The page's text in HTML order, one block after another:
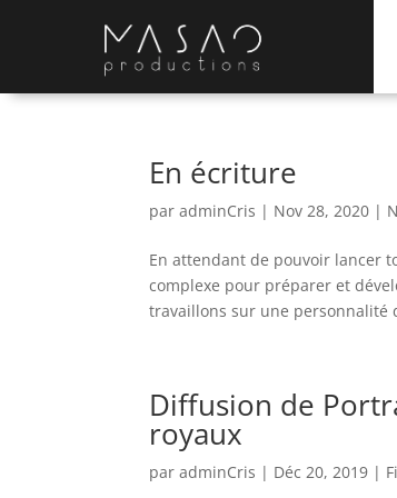
En écriture
paradminCris | Nov 28, 2020 |
En attendant de pouvoir lancer
complexe pour préparer et
travaillons sur une personnalité
Diffusion de
royaux
paradminCris | Déc 20, 2019 |